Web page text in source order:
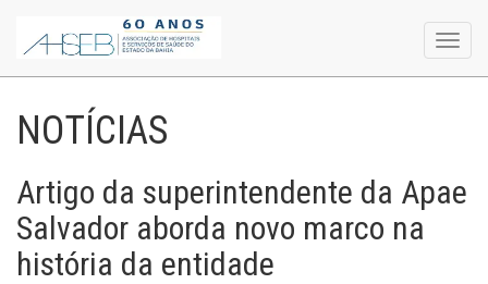
NOTÍCIAS
Artigo da superintendente da Apae
Salvador aborda novo marco na
história da entidade